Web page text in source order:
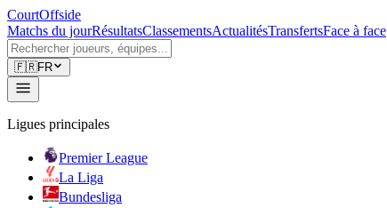
CourtOffside
Matchs du jourRésultatsClassementsActualitésTransfertsFace à face
🇫🇷FR
Ligues principales
Premier League
La Liga
Bundesliga